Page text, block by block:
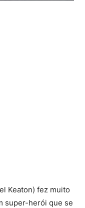
Keaton) fez muito
super-herói que se